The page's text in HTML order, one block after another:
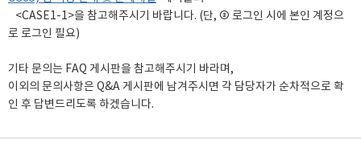
<CASE1-1>을 참고해주시기 바랍니다. (단, ③ 로그인 시에 본인 계정으
로 로그인 필요)
기타 문의는 FAQ 게시판을 참고해주시기 바라며,
이외의 문의사항은 Q&A 게시판에 남겨주시면 각 담당자가 순차적으로 확
인 후 답변드리도록 하겠습니다.